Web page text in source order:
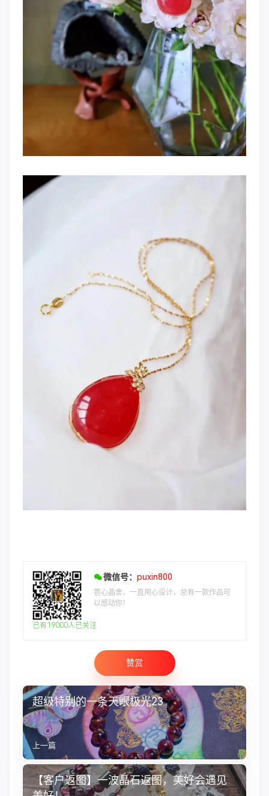
微信号： puxin800
菩心晶舍，一直用心设计，总有一款作品可
以感动你！
已有19000人已关注
赞赏
超级特别的一条天眼极光23
上一篇
【客户返图】一波晶石返图，美好会遇见